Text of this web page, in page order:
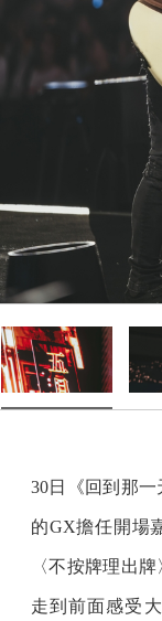
30日《回到那
的GX擔任開場
〈不按牌理出
走到前面感受